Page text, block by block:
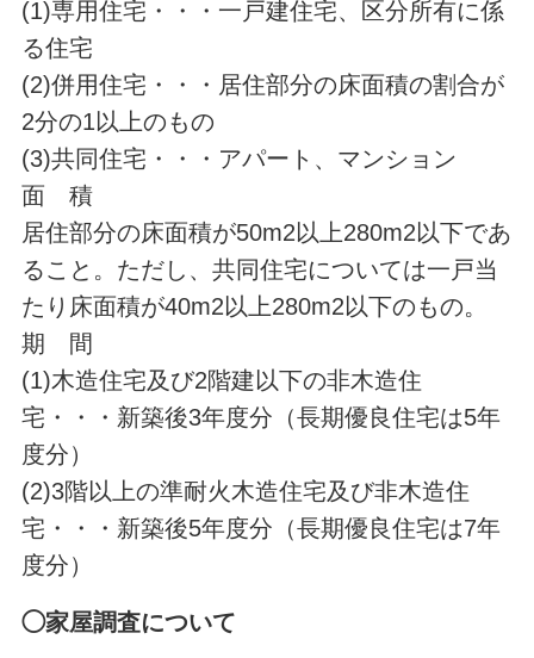
(1)専用住宅・・・一戸建住宅、区分所有に係
る住宅
(2)併用住宅・・・居住部分の床面積の割合が
2分の1以上のもの
(3)共同住宅・・・アパート、マンション
面 積
居住部分の床面積が50m2以上280m2以下であ
ること。ただし、共同住宅については一戸当
たり床面積が40m2以上280m2以下のもの。
期 間
(1)木造住宅及び2階建以下の非木造住
宅・・・新築後3年度分（長期優良住宅は5年
度分）
(2)3階以上の準耐火木造住宅及び非木造住
宅・・・新築後5年度分（長期優良住宅は7年
度分）
◯家屋調査について